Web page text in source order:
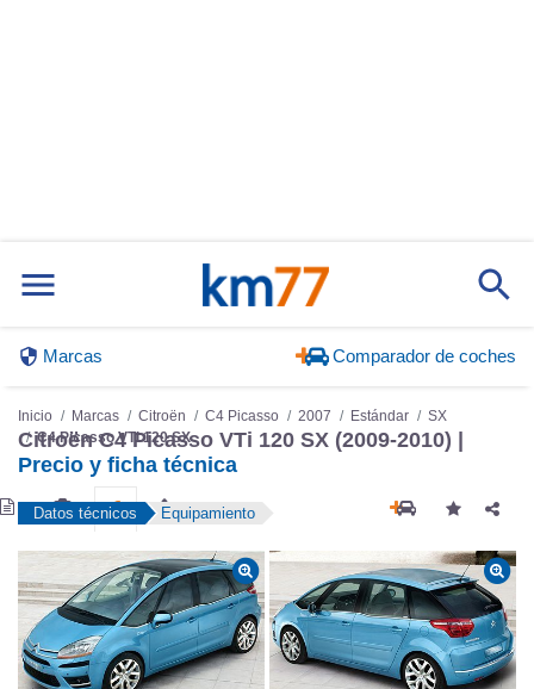
Marcas Comparador de coches
Inicio Marcas Citroën C4 Picasso 2007 Estándar
SX
C4 Picasso VTi 120 SX
Citroën C4 Picasso VTi 120 SX (2009-2010) |
Precio y ficha técnica
Datos técnicos Equipamiento